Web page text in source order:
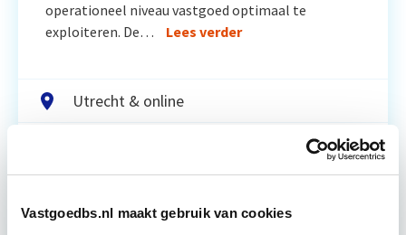
Vastgoedbs.nl maakt gebruik van cookies
operationeel niveau vastgoed optimaal te
exploiteren. De…
Lees verder
Utrecht & online